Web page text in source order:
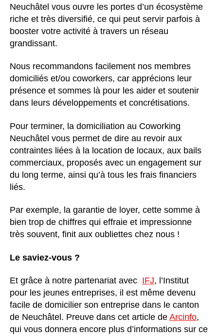
Neuchâtel vous ouvre les portes d’un écosystème
riche et très diversifié, ce qui peut servir parfois à
booster votre activité à travers un réseau
grandissant.
Nous recommandons facilement nos membres
domiciliés et/ou coworkers, car apprécions leur
présence et sommes là pour les aider et soutenir
dans leurs développements et concrétisations.
Pour terminer, la domiciliation au Coworking
Neuchâtel vous permet de dire au revoir aux
contraintes liées à la location de locaux, aux bails
commerciaux, proposés avec un engagement sur
du long terme, ainsi qu’à tous les frais financiers
liés.
Par exemple, la garantie de loyer, cette somme à
bien trop de chiffres qui effraie et impressionne
très souvent, finit aux oubliettes chez nous !
Le saviez-vous ?
Et grâce à notre partenariat avec IFJ, l’Institut
pour les jeunes entreprises, il est même devenu
facile de domicilier son entreprise dans le canton
de Neuchâtel. Preuve dans cet article de Arcinfo,
qui vous donnera encore plus d’informations sur ce